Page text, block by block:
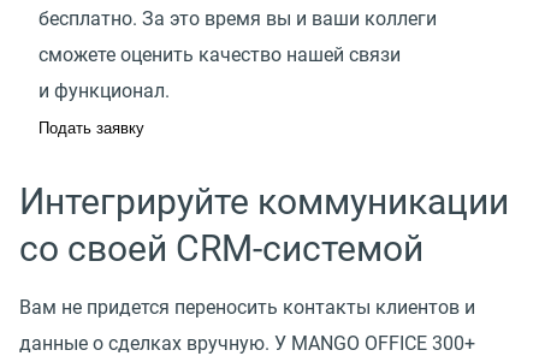
бесплатно. За это время вы и ваши коллеги
сможете оценить качество нашей связи
и функционал.
Подать заявку
Интегрируйте коммуникации
со своей CRM-системой
Вам не придется переносить контакты клиентов и
данные о сделках вручную. У MANGO OFFICE 300+